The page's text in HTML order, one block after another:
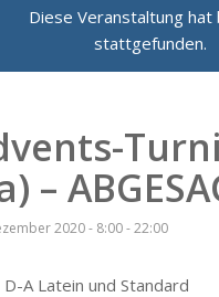
Diese Veranstaltung
stattgefunden.
–
2020 - 8:00-22:00
D-A Latein und Standard